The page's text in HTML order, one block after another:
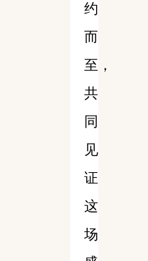
约
而
至，
共
同
见
证
这
场